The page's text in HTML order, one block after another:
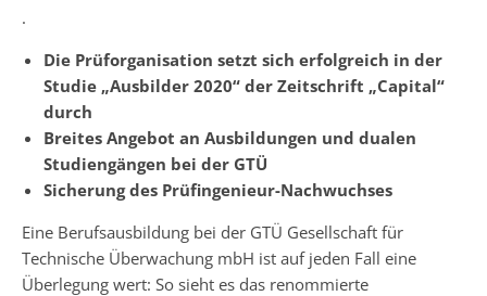
.
Die Prüforganisation setzt sich erfolgreich in der
Studie „Ausbilder 2020“ der Zeitschrift „Capital“
durch
Breites Angebot an Ausbildungen und dualen
Studiengängen bei der GTÜ
Sicherung des Prüfingenieur-Nachwuchses
Eine Berufsausbildung bei der GTÜ Gesellschaft für
Technische Überwachung mbH ist auf jeden Fall eine
Überlegung wert: So sieht es das renommierte